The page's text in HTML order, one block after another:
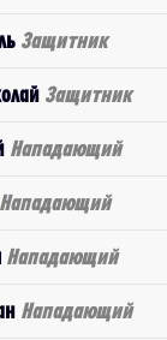
Защитник
Защитник
Нападающий
Нападающий
Нападающий
Нападающий